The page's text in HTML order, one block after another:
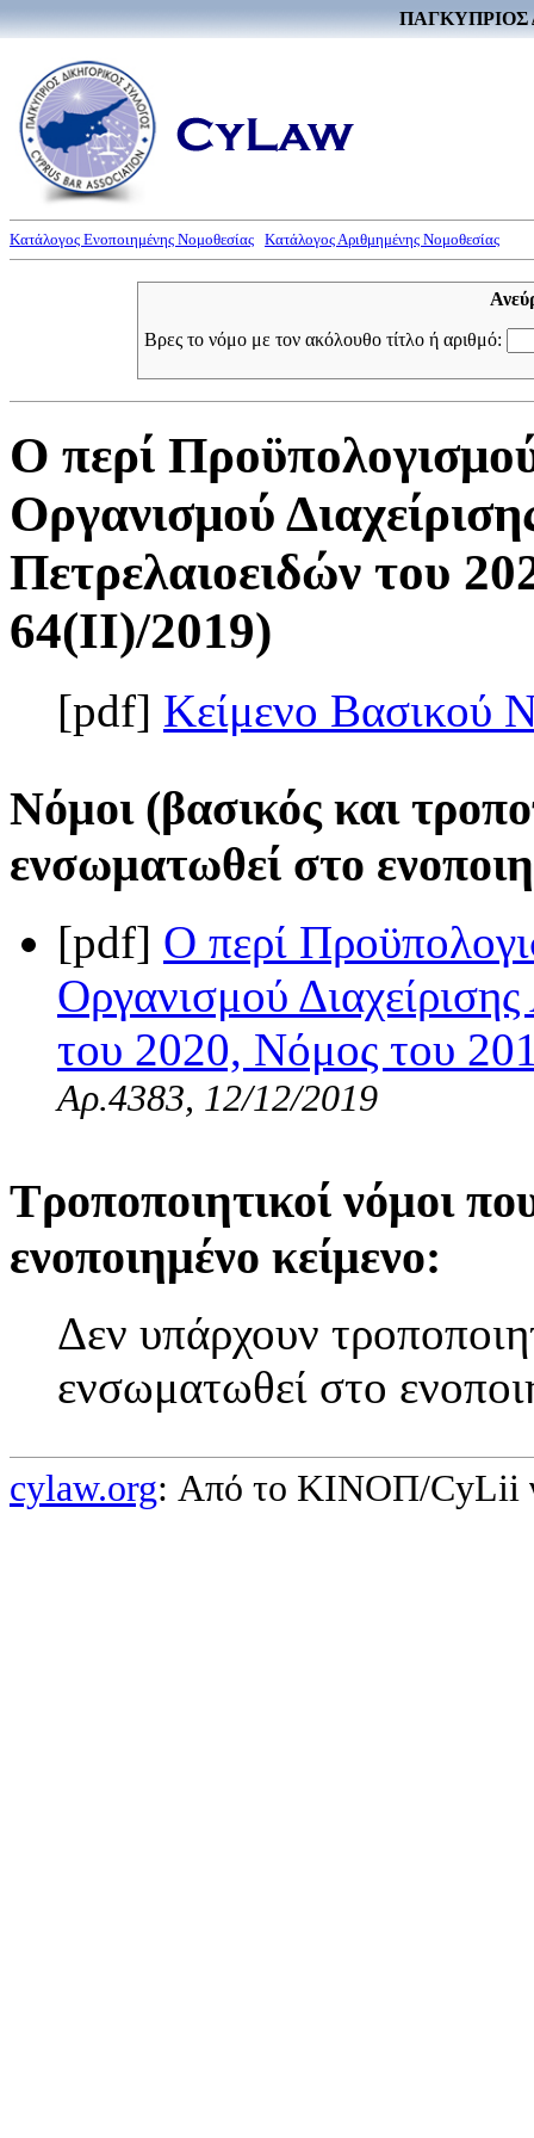
ΠΑΓΚΥΠΡΙΟΣ
Κατάλογος Ενοποιημένης Νομοθεσίας Κατάλογος Αριθμημένης Νομοθεσίας
Βρες το νόμο με τον ακόλουθο τίτλο ή αριθμό:
Ο περί
Οργανισμού
Πετρελαιοειδών του
64(II)/2019)
[pdf] Κείμενο Βασικού
Νόμοι (βασικός και
ενσωματωθεί στο
[pdf] Ο περί
Οργανισμού
του 2020, Νόμος του
Αρ.4383, 12/12/2019
Τροποποιητικοί νόμοι
ενοποιημένο κείμενο:
Δεν υπάρχουν
ενσωματωθεί στο
cylaw.org: Από το ΚΙΝOΠ/CyLii